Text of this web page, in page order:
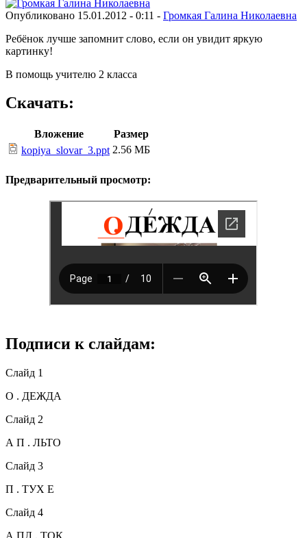
Опубликовано 15.01.2012 - 0:11 - Громкая Галина Николаевна
Ребёнок лучше запомнит слово, если он увидит яркую
картинку!
В помощь учителю 2 класса
Скачать:
Вложение
Размер
kopiya_slovar_3.ppt 2.56 МБ
Предварительный просмотр:
Подписи к слайдам:
Слайд 1
О . ДЕЖДА
Слайд 2
А П . ЛЬТО
Слайд 3
П . ТУХ Е
Слайд 4
А ПЛ . ТОК